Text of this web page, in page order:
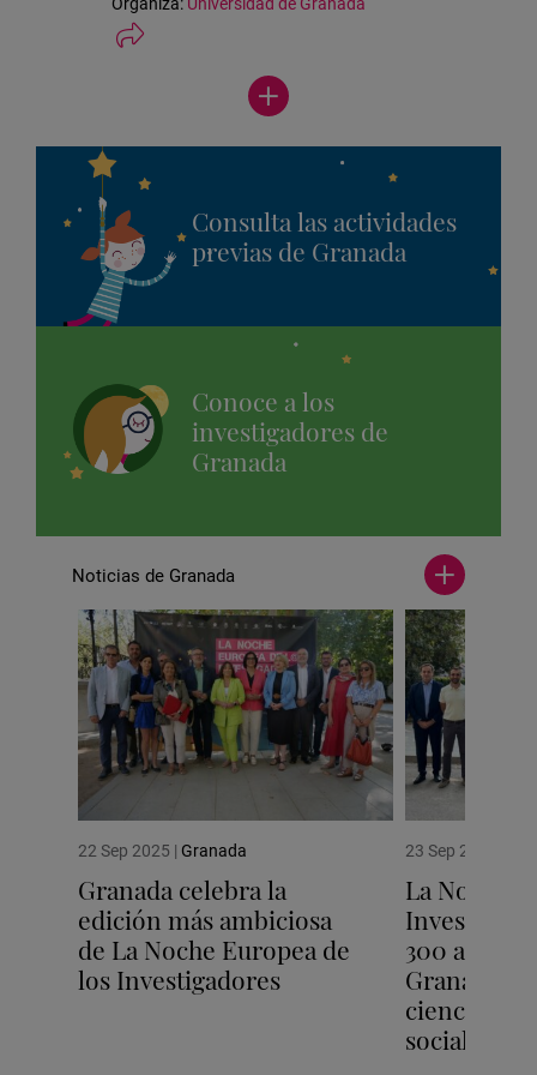
Ver
más
Consulta las actividades
previas de Granada
Conoce a los
investigadores de
Granada
Noticias de Granada
Ver
más
noticias
22 Sep 2025 | Granada
Granada celebra la
edición más ambiciosa
de La Noche Europea de
los Investigadores
23 Sep 2024
La Noche
300
Granada
ciencia
social